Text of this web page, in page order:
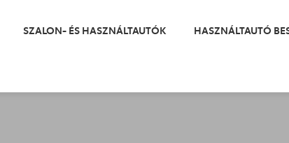
SZALON- ÉS HASZNÁLTAUTÓK HASZNÁLTAUTÓ